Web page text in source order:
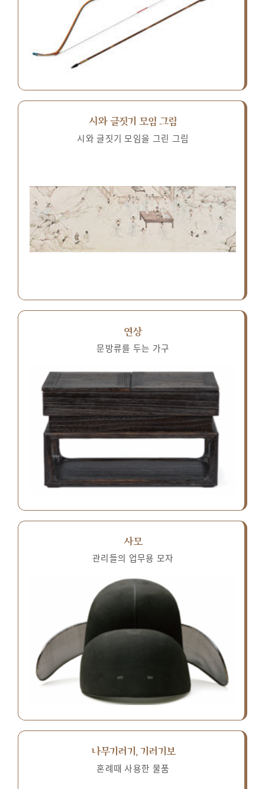
시와 글짓기 모임 그림
시와 글짓기 모임을 그린 그림
연상
문방류를 두는 가구
사모
관리들의 업무용 모자
나무기러기, 기러기보
혼례때 사용한 물품